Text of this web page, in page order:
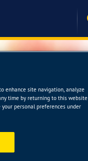
enhance site navigation, analyze
time by returning to this website
personal preferences under